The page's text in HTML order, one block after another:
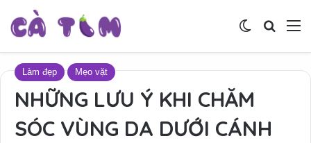
Tìm
Switch skin
Làm đẹp Mẹo vặt
NHỮNG LƯU Ý KHI CHĂM
SÓC VÙNG DA DƯỚI CÁNH